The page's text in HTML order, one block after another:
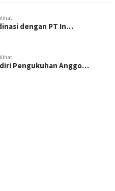
dengan PT In…
Pengukuhan Anggo…